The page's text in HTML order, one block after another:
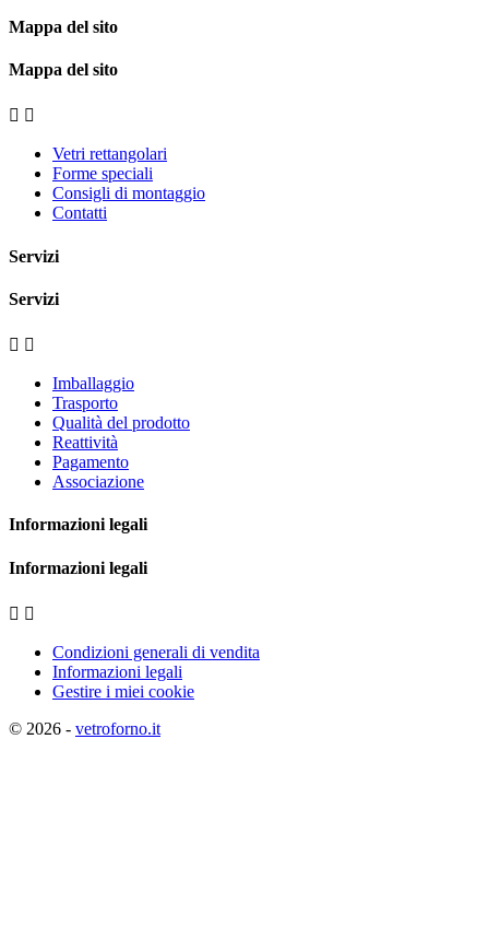
Mappa del sito
Mappa del sito
 
Vetri rettangolari
Forme speciali
Consigli di montaggio
Contatti
Servizi
Servizi
 
Imballaggio
Trasporto
Qualità del prodotto
Reattività
Pagamento
Associazione
Informazioni legali
Informazioni legali
 
Condizioni generali di vendita
Informazioni legali
Gestire i miei cookie
© 2026 - vetroforno.it